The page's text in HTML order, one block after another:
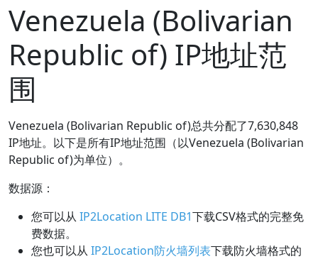
Venezuela (Bolivarian
Republic of) IP地址范
围
Venezuela (Bolivarian Republic of)总共分配了7,630,848
IP地址。以下是所有IP地址范围（以Venezuela (Bolivarian
Republic of)为单位）。
数据源：
您可以从 IP2Location LITE DB1下载CSV格式的完整免
费数据。
您也可以从 IP2Location防火墙列表下载防火墙格式的